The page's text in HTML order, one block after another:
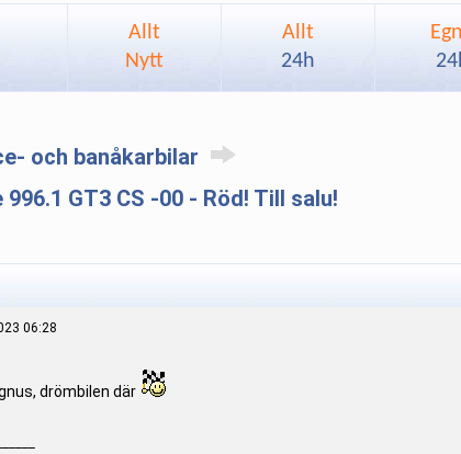
Allt
Nytt
Allt
24h
och banåkarbilar
996.1 GT3 CS -00 - Röd! Till salu!
06:28
drömbilen där